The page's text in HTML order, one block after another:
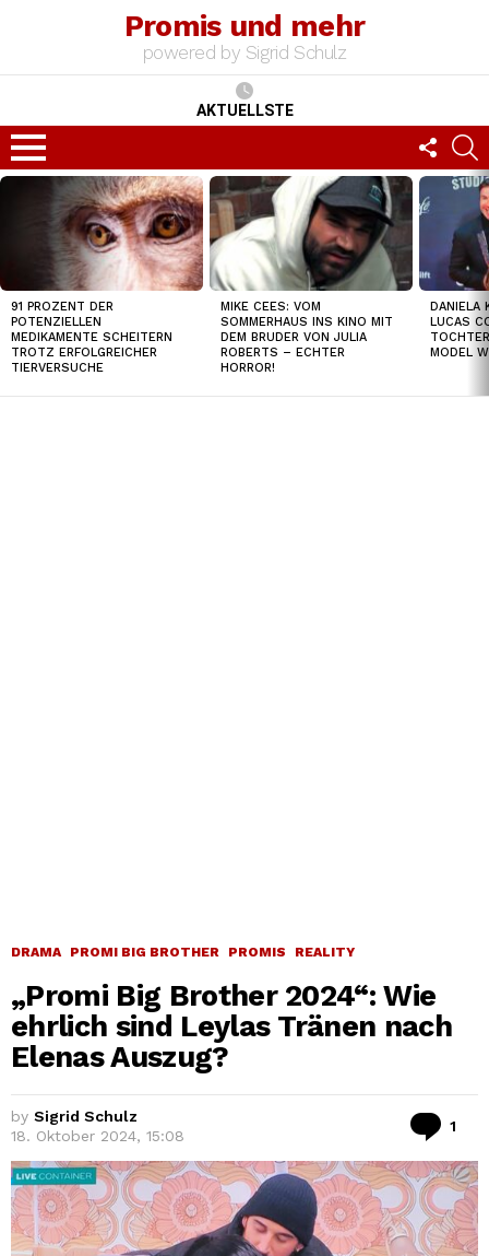
Promis und mehr
powered by Sigrid Schulz
AKTUELLSTE
Menu
US
TOP
91 PROZENT DER
POTENZIELLEN
MEDIKAMENTE SCHEITERN
TROTZ ERFOLGREICHER
TIERVERSUCHE
MIKE CEES: VOM
SOMMERHAUS INS KINO MIT
DEM BRUDER VON JULIA
ROBERTS – ECHTER
HORROR!
DANIELA
LUCAS
MODEL
DRAMA PROMI BIG BROTHER PROMIS REALITY
„Promi Big Brother 2024“: Wie
ehrlich sind Leylas Tränen nach
Elenas Auszug?
by Sigrid Schulz
18. Oktober 2024, 15:08
1